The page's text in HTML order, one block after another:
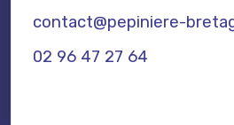
contact@pepiniere-
02 96 47 27 64